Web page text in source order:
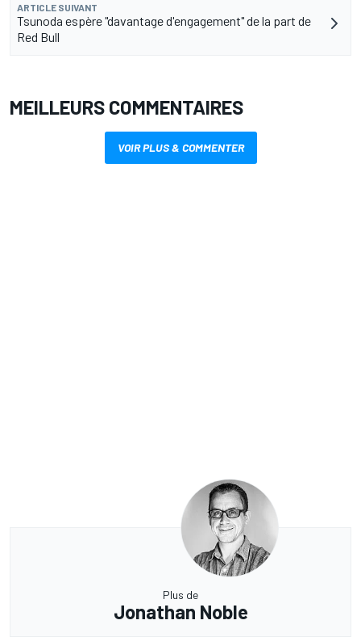
ARTICLE SUIVANT
Tsunoda espère "davantage d'engagement" de la part de
Red Bull
MEILLEURS COMMENTAIRES
VOIR PLUS & COMMENTER
Plus de
Jonathan Noble